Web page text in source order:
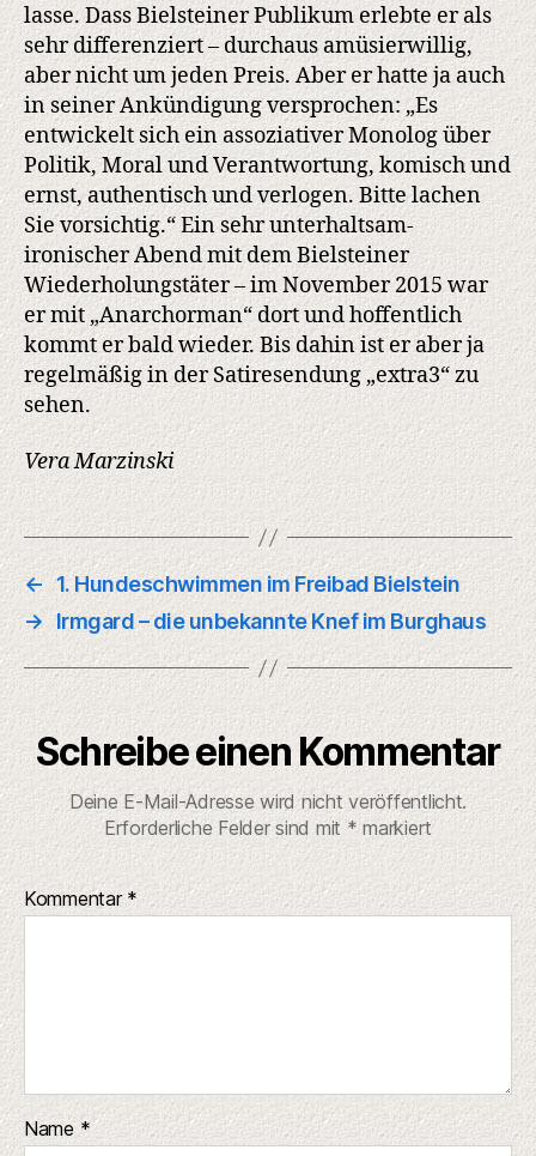
lasse. Dass Bielsteiner Publikum erlebte er als
sehr differenziert – durchaus amüsierwillig,
aber nicht um jeden Preis. Aber er hatte ja auch
in seiner Ankündigung versprochen: „Es
entwickelt sich ein assoziativer Monolog über
Politik, Moral und Verantwortung, komisch und
ernst, authentisch und verlogen. Bitte lachen
Sie vorsichtig.“ Ein sehr unterhaltsam-
ironischer Abend mit dem Bielsteiner
Wiederholungstäter – im November 2015 war
er mit „Anarchorman“ dort und hoffentlich
kommt er bald wieder. Bis dahin ist er aber ja
regelmäßig in der Satiresendung „extra3“ zu
sehen.
Vera Marzinski
← 1. Hundeschwimmen im Freibad Bielstein
→ Irmgard – die unbekannte Knef im Burghaus
Schreibe einen Kommentar
Deine E-Mail-Adresse wird nicht veröffentlicht.
Erforderliche Felder sind mit * markiert
Kommentar *
Name *